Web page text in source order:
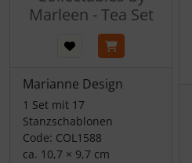
Marleen - Tea Set
Marianne Design
1 Set mit 17
Stanzschablonen
Code: COL1588
ca. 10,7 × 9,7 cm